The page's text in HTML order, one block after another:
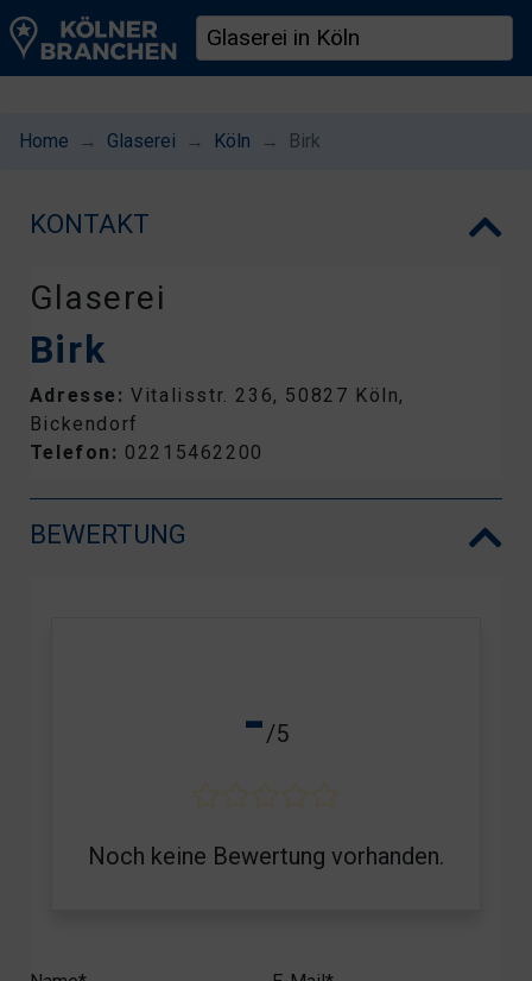
Home Glaserei Köln Birk
KONTAKT
Glaserei
Birk
Adresse:Vitalisstr. 236, 50827 Köln,
Bickendorf
Telefon: 02215462200
BEWERTUNG
-/5
Noch keine Bewertung vorhanden.